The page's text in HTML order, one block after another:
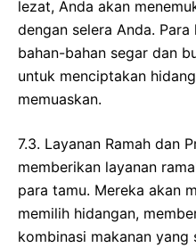
lezat, Anda akan
dengan selera Anda.
bahan-bahan segar dan
untuk menciptakan
memuaskan.
7.3. Layanan Ramah dan
memberikan layanan
para tamu. Mereka akan
memilih hidangan,
kombinasi makanan yang